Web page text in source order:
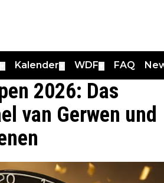
Kalender WDF FAQ
2026: Das
van Gerwen und